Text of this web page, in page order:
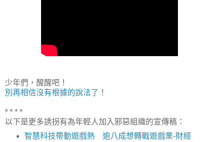
少年們，醒醒吧！
別再相信沒有根據的說法了 ！
* * * *
以下是更多誘拐有為年輕人加入邪惡組織的宣傳稿：
智慧科技帶動遊戲熱 逾八成想轉戰遊戲業-財經